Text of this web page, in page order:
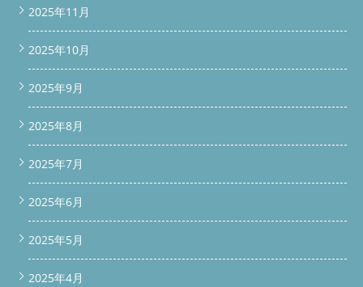
◇◆◇◆◇◆◇◆◇◆◇◆◇◆◇◆◇◆◇◆◇ ⑥ドラム洗濯機
お手入れポイント 洗濯機は日々の生活に欠かせない家電です
が、内部にたまる汚れやカビは見えないところで静かに増殖して
います。定期的な分解クリーニングが大切ですが、日々のメンテ
ので是非参考にしてください。 ・定期的にドラム槽クリーナー
を実施する ・定期的に乾燥フィルターを清掃する ・洗剤投入口
を清掃する ・糸くずフィルター清掃をする - 洗濯機を使用した後
(外干し、部屋干し)の場合には乾燥機能30分回して内部乾燥する
ますが、定期的に行うことで洗濯機の性能を保ち、清潔な洗濯物
が実現できます。ぜひ、この記事を参考にして、ドラム式洗濯機
分解清掃を検討してみて下さい。 何かご質問があれば、お気軽
分解職人 便利屋BUZZ #ドラム式洗濯機分解クリーニング/修理専
門店 #便利屋BUZZ 問い合わせは公式LINEよりお待ちしていま
す。 ◇◆◇◆◇◆◇◆◇◆◇◆◇◆◇◆◇◆◇◆◇ 公式LINEは
2025年11月
2025年10月
2025年9月
2025年8月
2025年7月
2025年6月
2025年5月
2025年4月